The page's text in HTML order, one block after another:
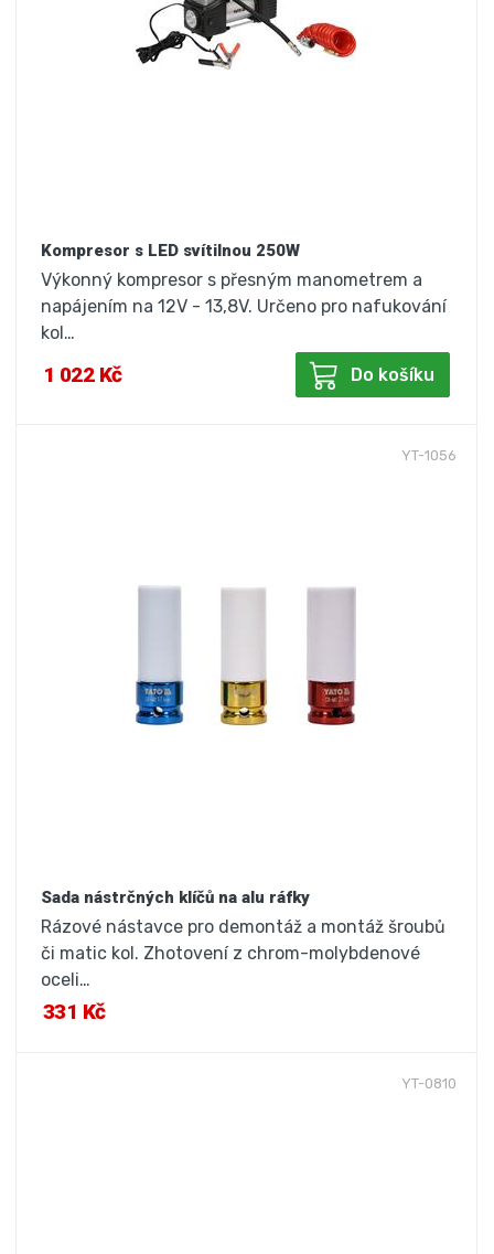
Kompresor s LED svítilnou 250W
Výkonný kompresor s přesným manometrem a
napájením na 12V - 13,8V. Určeno pro nafukování
kol…
1 022 Kč Do košíku
YT-1056
Sada nástrčných klíčů na alu ráfky
Rázové nástavce pro demontáž a montáž šroubů
či matic kol. Zhotovení z chrom-molybdenové
oceli…
331 Kč
YT-0810